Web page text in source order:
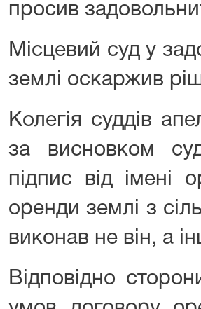
просив
Місцевий суд у
землі оскаржив
Колегія суддів
за висновком
підпис від імені
оренди землі з
виконав не він, а
Відповідно